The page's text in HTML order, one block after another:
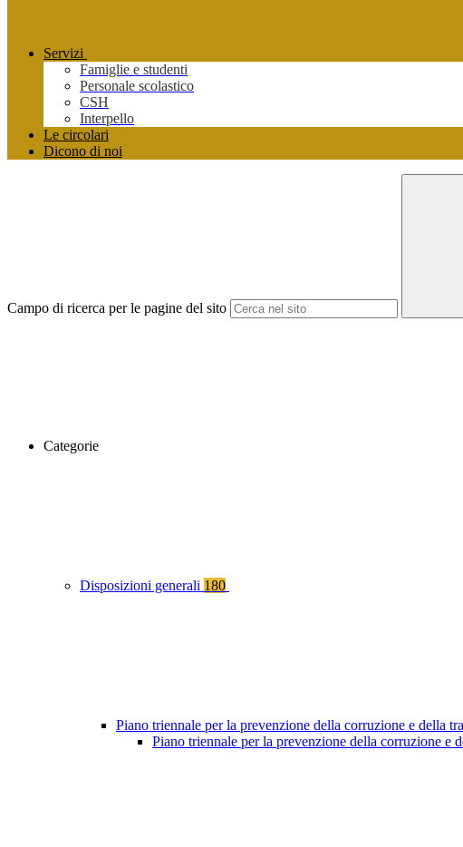
Servizi
Famiglie e studenti
Personale scolastico
CSH
Interpello
Le circolari
Dicono di noi
Campo di ricerca per le pagine del sito
Categorie
Disposizioni generali 180
Piano triennale per la prevenzione della corruzione e della
Piano triennale per la prevenzione della corruzione e